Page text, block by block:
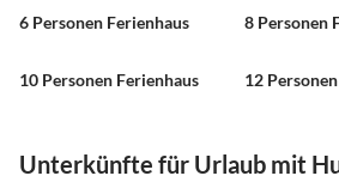
6 Personen Ferienhaus 8 Personen
10 Personen Ferienhaus 12
Unterkünfte für Urlaub mit